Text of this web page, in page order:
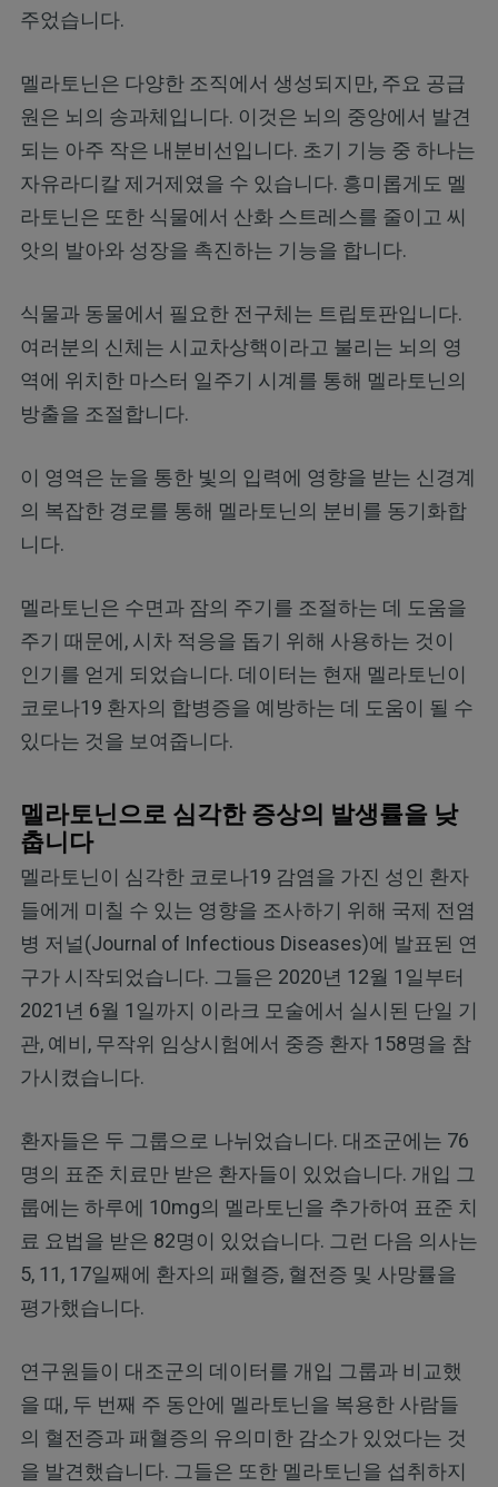
주었습니다.
멜라토닌은 다양한 조직에서 생성되지만, 주요 공급
원은 뇌의 송과체입니다. 이것은 뇌의 중앙에서 발견
되는 아주 작은 내분비선입니다. 초기 기능 중 하나는
자유라디칼 제거제였을 수 있습니다. 흥미롭게도 멜
라토닌은 또한 식물에서 산화 스트레스를 줄이고 씨
앗의 발아와 성장을 촉진하는 기능을 합니다.
식물과 동물에서 필요한 전구체는 트립토판입니다.
여러분의 신체는 시교차상핵이라고 불리는 뇌의 영
역에 위치한 마스터 일주기 시계를 통해 멜라토닌의
방출을 조절합니다.
이 영역은 눈을 통한 빛의 입력에 영향을 받는 신경계
의 복잡한 경로를 통해 멜라토닌의 분비를 동기화합
니다.
멜라토닌은 수면과 잠의 주기를 조절하는 데 도움을
주기 때문에, 시차 적응을 돕기 위해 사용하는 것이
인기를 얻게 되었습니다. 데이터는 현재 멜라토닌이
코로나19 환자의 합병증을 예방하는 데 도움이 될 수
있다는 것을 보여줍니다.
멜라토닌으로 심각한 증상의 발생률을 낮
춥니다
멜라토닌이 심각한 코로나19 감염을 가진 성인 환자
들에게 미칠 수 있는 영향을 조사하기 위해 국제 전염
병 저널(Journal of Infectious Diseases)에 발표된 연
구가 시작되었습니다. 그들은 2020년 12월 1일부터
2021년 6월 1일까지 이라크 모술에서 실시된 단일 기
관, 예비, 무작위 임상시험에서 중증 환자 158명을 참
가시켰습니다.
환자들은 두 그룹으로 나뉘었습니다. 대조군에는 76
명의 표준 치료만 받은 환자들이 있었습니다. 개입 그
룹에는 하루에 10mg의 멜라토닌을 추가하여 표준 치
료 요법을 받은 82명이 있었습니다. 그런 다음 의사는
5, 11, 17일째에 환자의 패혈증, 혈전증 및 사망률을
평가했습니다.
연구원들이 대조군의 데이터를 개입 그룹과 비교했
을 때, 두 번째 주 동안에 멜라토닌을 복용한 사람들
의 혈전증과 패혈증의 유의미한 감소가 있었다는 것
을 발견했습니다. 그들은 또한 멜라토닌을 섭취하지